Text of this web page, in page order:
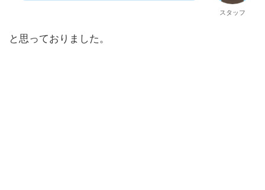
スタッフ
と思っておりました。